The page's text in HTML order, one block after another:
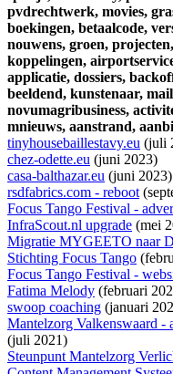
pvdrechtwerk, movies,
boekingen, betaalcode,
nouwens, groen, projecten,
koppelingen,
applicatie, dossiers,
beeldend, kunstenaar,
novumagribusiness,
mnieuws, aanstrand,
tinyhousebaillestavy.eu (juli
chez-odette.eu (juni 2023)
casa-balthazar.eu (juni 2023)
rsdfabrics.com - reboot
Focus Tango Festival -
InfraScout.nl upgrade (mei
Migratie MYGEETO naar
Stichting Focus Tango
Focus Tango Festival -
Fatima Melody (februari
swoop coaching (januari
Mantelzorg Valkenswaard -
(juli 2021)
Steunpunt Mantelzorg